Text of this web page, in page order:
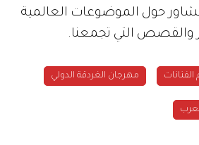
حول الموضوعات العالمية
والقصص التي تجمعنا.
الفنانات مهرجان الغردقة الدولي